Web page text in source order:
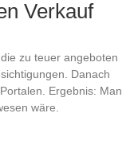
Verkauf
zu teuer angeboten
Danach
Ergebnis: Man
wäre.